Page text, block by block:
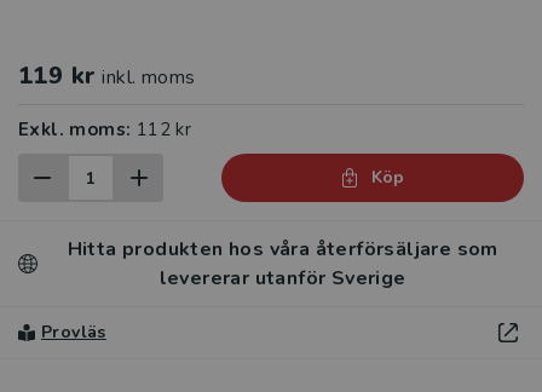
119 kr inkl. moms
Exkl. moms: 112 kr
Köp
Hitta produkten hos våra återförsäljare som
levererar utanför Sverige
Provläs